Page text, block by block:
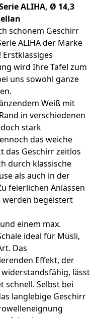
ALIHA, Ø 14,3
schönem Geschirr
ALIHA der Marke
Erstklassiges
wird Ihre Tafel zum
uns sowohl ganze
Weiß mit
in verschiedenen
stark
das weiche
das Geschirr zeitlos
durch klassische
als auch in der
feierlichen Anlässen
werden begeistert
einem max.
ideal für Müsli,
Das
Effekt, der
lässt
schnell. Selbst bei
langlebige Geschirr